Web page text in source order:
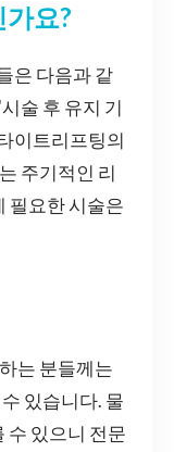
요?
은 다음과 같
술 후 유지 기
이트리프팅의
주기적인 리
필요한 시술은
는 분들께는
있습니다. 물
수 있으니 전문